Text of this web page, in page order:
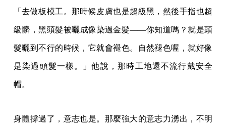
「去做板模工。那時候皮膚也是超級黑，然後手指也超
級髒，黑頭髮被曬成像染過金髮——你知道嗎？就是頭
髮曬到不行的時候，它就會褪色。自然褪色喔，就好像
是染過頭髮一樣。」他說，那時工地還不流行戴安全
帽。
身體撐過了，意志也是。那麼強大的意志力湧出，不明